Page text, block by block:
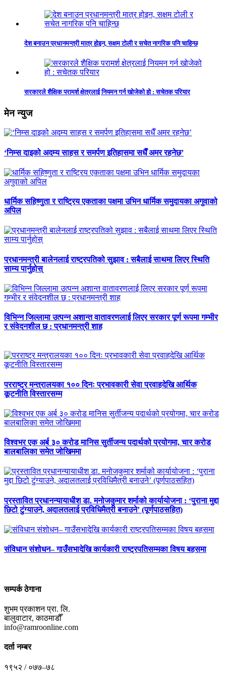
देश बनाउन प्रधानमन्त्री मात्र होइन, सक्षम टोली र सचेत नागरिक पनि चाहिन्छ
सरकारले शैक्षिक परामर्श क्षेत्रलाई नियमन गर्न खोजेको हो : सचेतक परियार
मेन न्युज
‘निम्स दाइको अदम्य साहस र समर्पण इतिहासमा सधैँ अमर रहनेछ’
धार्मिक सहिष्णुता र राष्ट्रिय एकताका पक्षमा उभिन धार्मिक समुदायका अगुवाको
अपिल
प्रधानमन्त्री बालेनलाई राष्ट्रपतिको सुझाव : सबैलाई साथमा लिएर स्थिति
साम्य पार्नुहोस्
विभिन्न जिल्लामा उत्पन्न अशान्त वातावरणलाई लिएर सरकार पूर्ण रूपमा गम्भीर
र संवेदनशील छ : प्रधानमन्त्री शाह
परराष्ट्र मन्त्रालयका १०० दिनः प्रभावकारी सेवा प्रवाहदेखि आर्थिक
कूटनीति विस्तारसम्म
विश्वभर एक अर्ब ३० करोड मानिस सुर्तीजन्य पदार्थको प्रयोगमा, चार करोड
बालबालिका समेत जोखिममा
प्रस्तावित प्रधानन्यायाधीश डा. मनोजकुमार शर्माको कार्यायोजना : ‘पुराना मुद्दा
छिटो टुंग्याउने, अदालतलाई प्रविधिमैत्री बनाउने’ (पूर्णपाठसहित)
संविधान संशोधन– गाउँसभादेखि कार्यकारी राष्ट्रपतिसम्मका विषय बहसमा
सम्पर्क ठेगाना
शुभम प्रकाशन प्रा. लि.
बालुवाटार, काठमाडौँ
info@ramroonline.com
दर्ता नम्बर
१९५२ / ०७७–७८